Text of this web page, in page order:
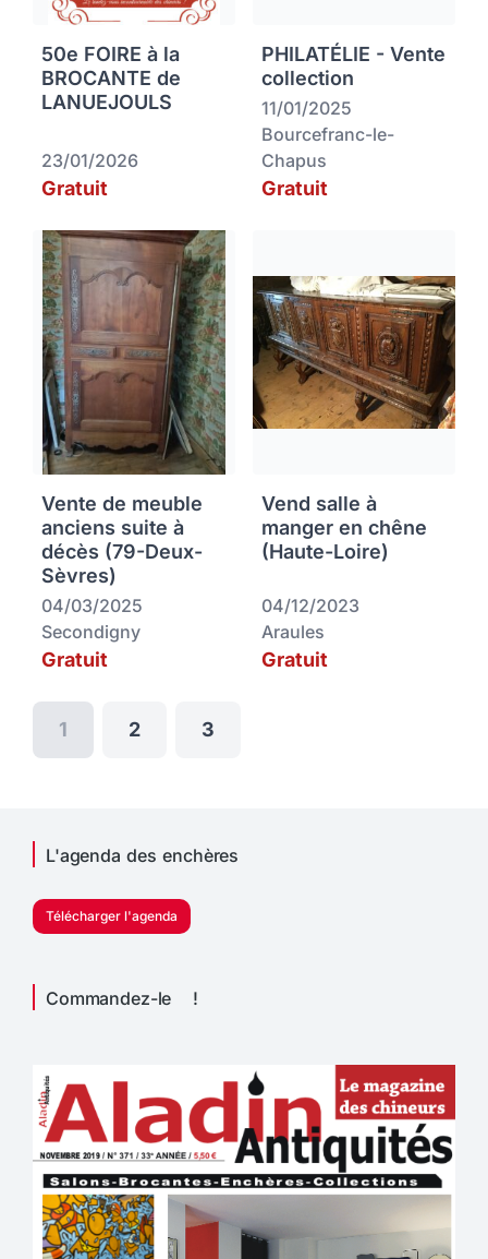
50e FOIRE à la
BROCANTE de
LANUEJOULS
23/01/2026
Gratuit
PHILATÉLIE - Vente
collection
11/01/2025
Bourcefranc-le-
Chapus
Gratuit
Vente de meuble
anciens suite à
décès (79-Deux-
Sèvres)
04/03/2025
Secondigny
Gratuit
Vend salle à
manger en chêne
(Haute-Loire)
04/12/2023
Araules
Gratuit
1 2 3
L'agenda des enchères
Télécharger l'agenda
Commandez-le !